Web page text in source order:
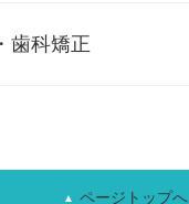
歯科矯正
ページトップへ